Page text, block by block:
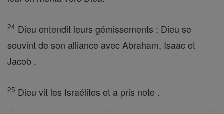
24 Dieu entendit leurs gémissements ; Dieu se
souvint de son alliance avec Abraham, Isaac et
Jacob .
25 Dieu vit les Israélites et a pris note .